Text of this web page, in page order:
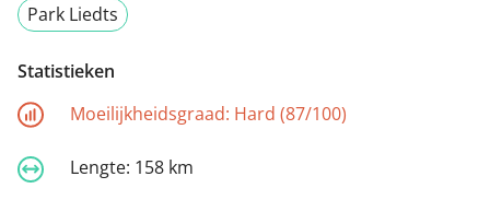
Park Liedts
Statistieken
Moeilijkheidsgraad: Hard (87/100)
Lengte: 158 km